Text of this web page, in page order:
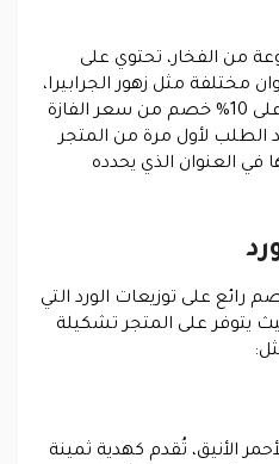
من الفخار، تحتوي على
مختلفة مثل زهور الجرابيرا،
ويستطيع العملاء الحصول على 10% خصم من سعر الفازة
لأول مرة من المتجر
في العنوان الذي يحدده
رائع على توزيعات الورد التي
يتوفر على المتجر تشكيلة
الأنيق، تُقدم كهدية ثمينة